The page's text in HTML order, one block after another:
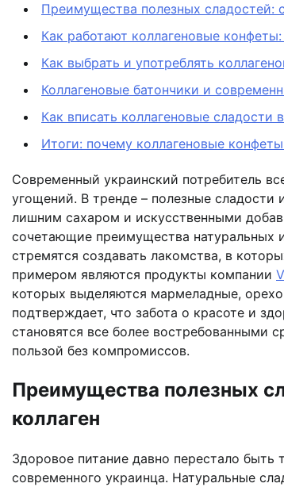
Преимущества полезных сладостей:
Как работают коллагеновые
Как выбрать и употреблять
Коллагеновые батончики и
Как вписать коллагеновые
Итоги: почему коллагеновые
Современный украинский потребитель
угощений. В тренде – полезные
лишним сахаром и искусственными
сочетающие преимущества натуральных
стремятся создавать лакомства, в
примером являются продукты компании
которых выделяются мармеладные,
подтверждает, что забота о красоте и
становятся все более
пользой без компромиссов.
Преимущества полезных
коллаген
Здоровое питание давно перестало
современного украинца. Натуральные